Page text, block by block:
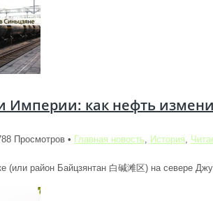
Империи: как нефть
Просмотров • Главная новость История
(или район Байцзянтан 白碱滩区) на севере